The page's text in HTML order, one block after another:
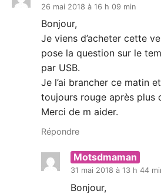
26 mai 2018 à 16 h 09 min
Bonjour,
Je viens d’acheter cette
pose la question sur le
par USB.
Je l’ai brancher ce matin
toujours rouge après plus
Merci de m aider.
Répondre
Motsdmaman
31 mai 2018 à 13 h 44
Bonjour,